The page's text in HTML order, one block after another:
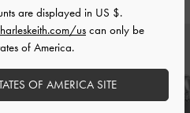
are displayed in US $.
us can only be
of America.
OF AMERICA SITE